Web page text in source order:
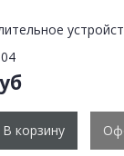
В корзину